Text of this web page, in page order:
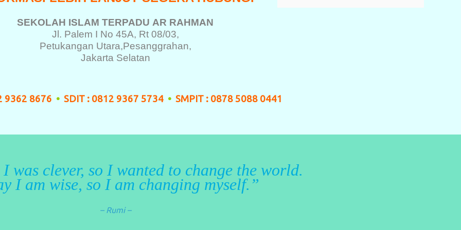
SEKOLAH ISLAM TERPADU AR RAHMAN
Jl. Palem I No 45A, Rt 08/03,
Petukangan Utara,Pesanggrahan,
Jakarta Selatan
9362 8676 • SDIT : 0812 9367 5734 • SMPIT : 0878 5088 0441
I was clever, so I wanted to change the world.
I am wise, so I am changing myself.”
– Rumi –